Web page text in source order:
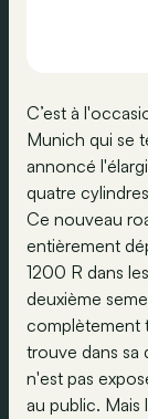
C’est à
Munich qui se
annoncé
quatre
Ce nouveau
entièrement
1200 R dans
deuxième
complètement
trouve dans sa
n'est pas
au public. Mais